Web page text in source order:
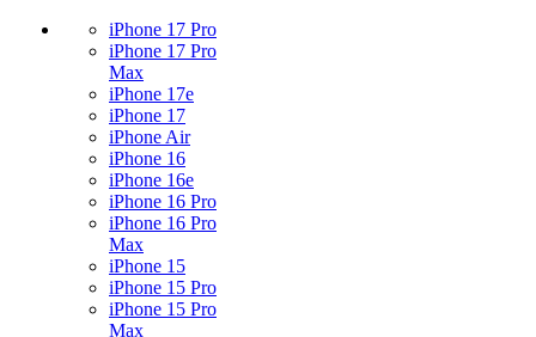
iPhone 17 Pro
iPhone 17 Pro
Max
iPhone 17e
iPhone 17
iPhone Air
iPhone 16
iPhone 16e
iPhone 16 Pro
iPhone 16 Pro
Max
iPhone 15
iPhone 15 Pro
iPhone 15 Pro
Max